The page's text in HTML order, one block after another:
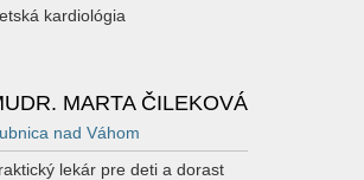
kardiológia
MARTA ČILEKOVÁ
nad Váhom
lekár pre deti a dorast